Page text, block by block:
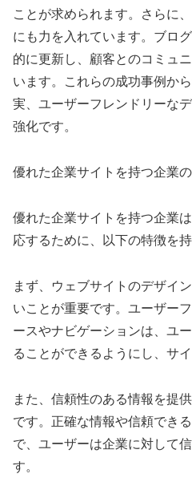
ことが求められます。さらに
にも力を入れています。ブロ
的に更新し、顧客とのコミュ
います。これらの成功事例か
実、ユーザーフレンドリーな
強化です。
優れた企業サイトを持つ企業
優れた企業サイトを持つ企業
応するために、以下の特徴を持
まず、ウェブサイトのデザイ
いことが重要です。ユーザー
ースやナビゲーションは、ユ
ることができるようにし、サ
また、信頼性のある情報を提
です。正確な情報や信頼でき
で、ユーザーは企業に対して
す。